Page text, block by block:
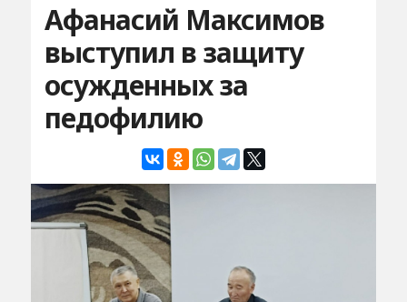
Афанасий Максимов
выступил в защиту
осужденных за
педофилию